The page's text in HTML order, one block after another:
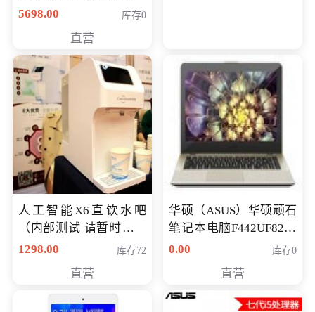
购买价格 4998元
5698.00 库存0
直营
人工智能X6直饮水吧
（内部测试 请暂时不要
购买）
1298.00 库存72
直营
华硕（ASUS）华硕顽石
笔记本电脑F442UF8250
八代独显轻薄办公商务
0.00 库存0
直营